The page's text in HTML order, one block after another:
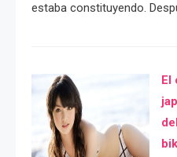
estaba constituyendo.
El